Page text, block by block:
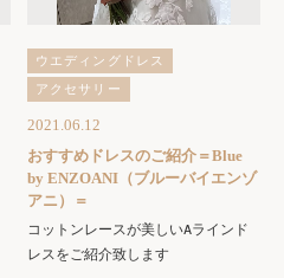
ウエディングドレス
アクセサリー
2021.06.12
おすすめドレスのご紹介＝Blue
by ENZOANI（ブルーバイエンゾ
アニ）＝
コットンレースが美しいAラインド
レスをご紹介致します